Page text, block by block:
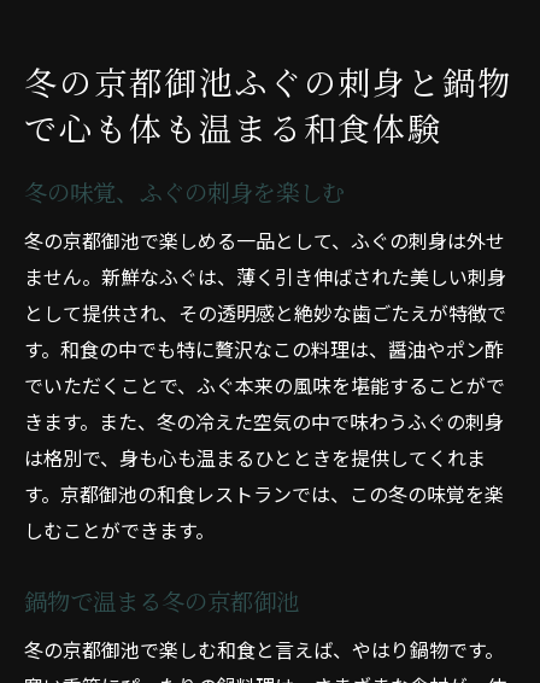
冬の京都御池ふぐの刺身と鍋物
で心も体も温まる和食体験
冬の味覚、ふぐの刺身を楽しむ
冬の京都御池で楽しめる一品として、ふぐの刺身は外せ
ません。新鮮なふぐは、薄く引き伸ばされた美しい刺身
として提供され、その透明感と絶妙な歯ごたえが特徴で
す。和食の中でも特に贅沢なこの料理は、醤油やポン酢
でいただくことで、ふぐ本来の風味を堪能することがで
きます。また、冬の冷えた空気の中で味わうふぐの刺身
は格別で、身も心も温まるひとときを提供してくれま
す。京都御池の和食レストランでは、この冬の味覚を楽
しむことができます。
鍋物で温まる冬の京都御池
冬の京都御池で楽しむ和食と言えば、やはり鍋物です。